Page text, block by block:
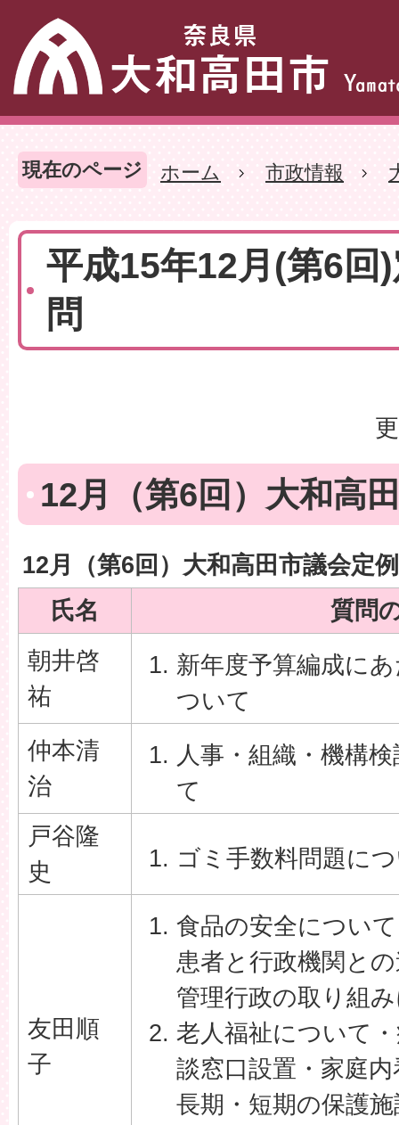
現在のページ ホーム 市政情報
平成15年12月(第6回
問
12月（第6回）大和高
12月（第6回）大和高田市議会定
氏名
質問
朝井啓
祐
新年度予算編成に
ついて
仲本清
治
人事・組織・機構
て
戸谷隆
史
ゴミ手数料問題に
友田順
子
食品の安全につい
患者と行政機関と
管理行政の取り組
老人福祉について
談窓口設置・家庭
長期・短期の保護